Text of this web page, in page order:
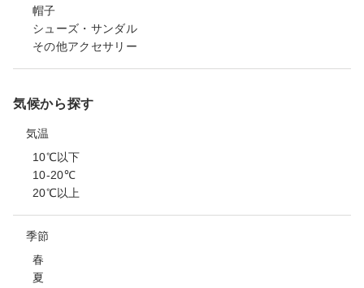
帽子
シューズ・サンダル
その他アクセサリー
気候から探す
気温
10℃以下
10-20℃
20℃以上
季節
春
夏